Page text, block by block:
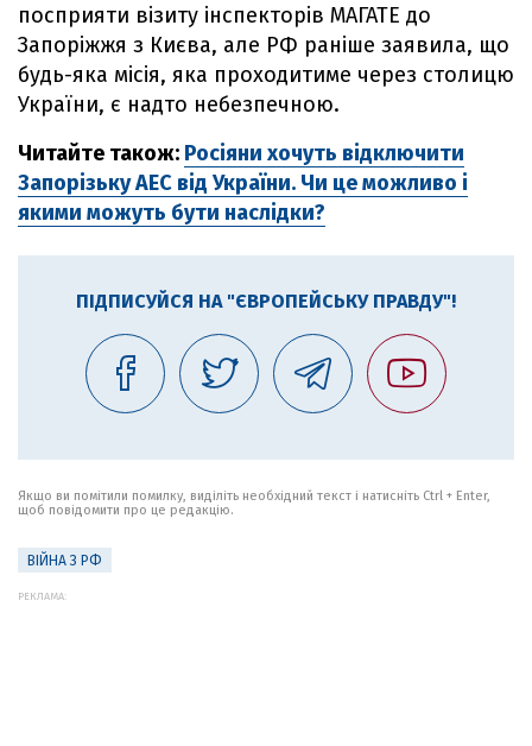
посприяти візиту інспекторів МАГАТЕ до
Запоріжжя з Києва, але РФ раніше заявила, що
будь-яка місія, яка проходитиме через столицю
України, є надто небезпечною.
Читайте також: Росіяни хочуть відключити
Запорізьку АЕС від України. Чи це можливо і
якими можуть бути наслідки?
ПІДПИСУЙСЯ НА "ЄВРОПЕЙСЬКУ ПРАВДУ"!
Якщо ви помітили помилку, виділіть необхідний текст і натисніть Ctrl + Enter,
щоб повідомити про це редакцію.
ВІЙНА З РФ
РЕКЛАМА: